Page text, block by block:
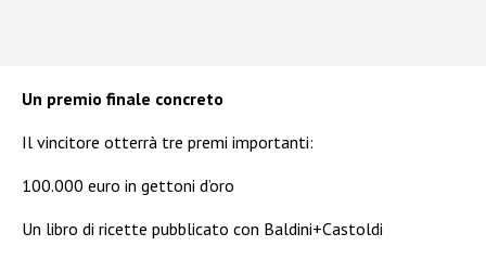
Un premio finale concreto
Il vincitore otterrà tre premi importanti:
100.000 euro in gettoni d’oro
Un libro di ricette pubblicato con Baldini+Castoldi